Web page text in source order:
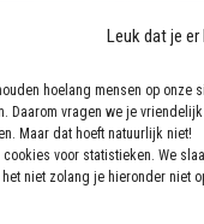
Leuk dat je er
hoelang mensen op onze
Daarom vragen we je
Maar dat hoeft natuurlijk niet!
cookies voor statistieken. We
het niet zolang je hieronder niet